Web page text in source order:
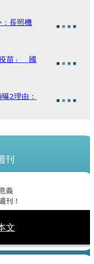
長照機
疫苗」 國
2理由：
刊
義
刊！
文